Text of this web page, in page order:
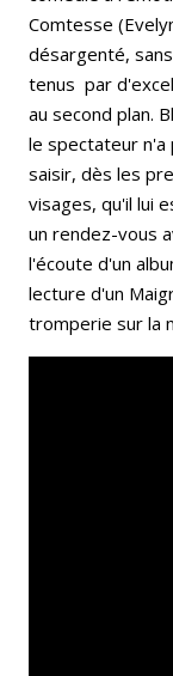
Comtesse
désargenté,
tenus par
au second plan.
le spectateur n'a
saisir, dès les
visages, qu'il lui
un rendez-vous
l'écoute d'un
lecture d'un
tromperie sur la